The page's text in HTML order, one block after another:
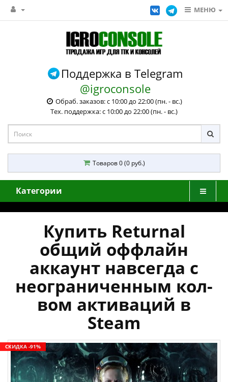
МЕНЮ
Поддержка в Telegram
@igroconsole
Обраб. заказов: с 10:00 до 22:00 (пн. - вс.)
Тех. поддержка: с 10:00 до 22:00 (пн. - вс.)
Товаров 0 (0 руб.)
Категории
Купить Returnal
общий оффлайн
аккаунт навсегда с
неограниченным кол-
вом активаций в
Steam
СКИДКА -91%